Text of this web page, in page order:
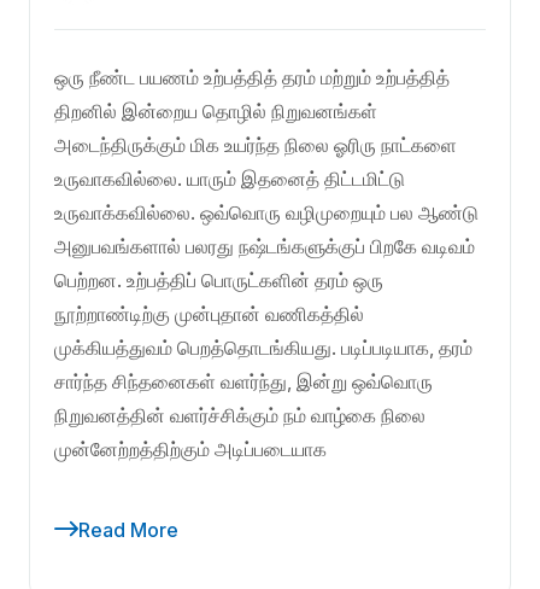
ஒரு நீண்ட பயணம் உற்பத்தித் தரம் மற்றும் உற்பத்தித்
திறனில் இன்றைய தொழில் நிறுவனங்கள்
அடைந்திருக்கும் மிக உயர்ந்த நிலை ஓரிரு நாட்களை
உருவாகவில்லை. யாரும் இதனைத் திட்டமிட்டு
உருவாக்கவில்லை. ஒவ்வொரு வழிமுறையும் பல ஆண்டு
அனுபவங்களால் பலரது நஷ்டங்களுக்குப் பிறகே வடிவம்
பெற்றன. உற்பத்திப் பொருட்களின் தரம் ஒரு
நூற்றாண்டிற்கு முன்புதான் வணிகத்தில்
முக்கியத்துவம் பெறத்தொடங்கியது. படிப்படியாக, தரம்
சார்ந்த சிந்தனைகள் வளர்ந்து, இன்று ஒவ்வொரு
நிறுவனத்தின் வளர்ச்சிக்கும் நம் வாழ்கை நிலை
முன்னேற்றத்திற்கும் அடிப்படையாக
Read More